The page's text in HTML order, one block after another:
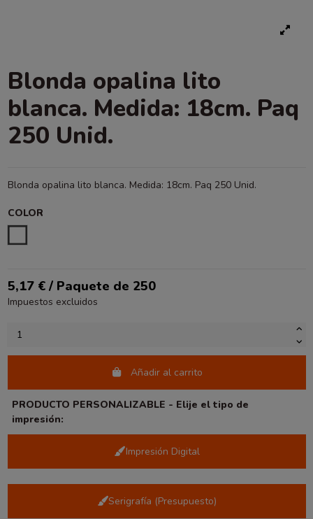
Blonda opalina lito
blanca. Medida: 18cm. Paq
250 Unid.
Blonda opalina lito blanca. Medida: 18cm. Paq 250 Unid.
COLOR
5,17 € / Paquete de 250
Impuestos excluidos
Añadir al carrito
PRODUCTO PERSONALIZABLE - Elije el tipo de
impresión:
Impresión Digital
Serigrafía (Presupuesto)